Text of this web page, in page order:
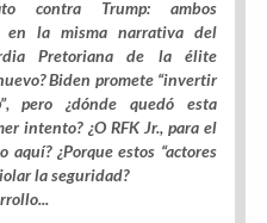
contra Trump: ambos
en la misma narrativa del
Pretoriana de la élite
Biden promete “invertir
pero ¿dónde quedó esta
intento? ¿O RFK Jr., para el
aquí? ¿Porque estos “actores
la seguridad?